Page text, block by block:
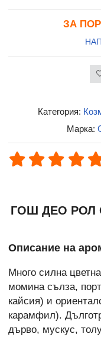
ЗА
Категория:
Марка:
ГОШ ДЕО РОЛ
Описание на
Много силна
момина сълза,
кайсия) и
карамфил).
дърво, мускус,